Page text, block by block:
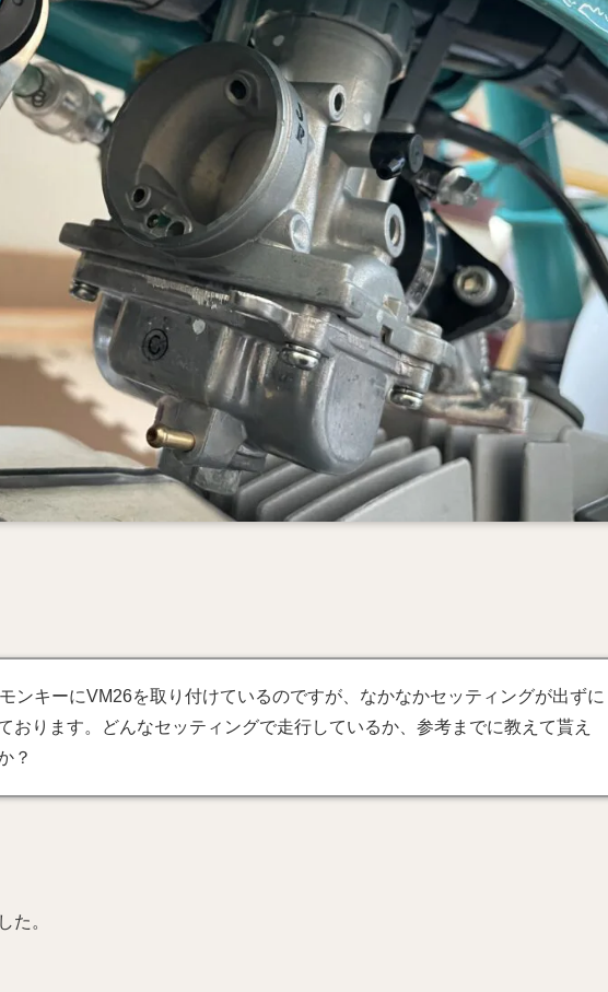
ンキーにVM26を取り付けているのですが、なかなかセッティングが出ずに
おります。どんなセッティングで走行しているか、参考までに教えて貰え
？
た。